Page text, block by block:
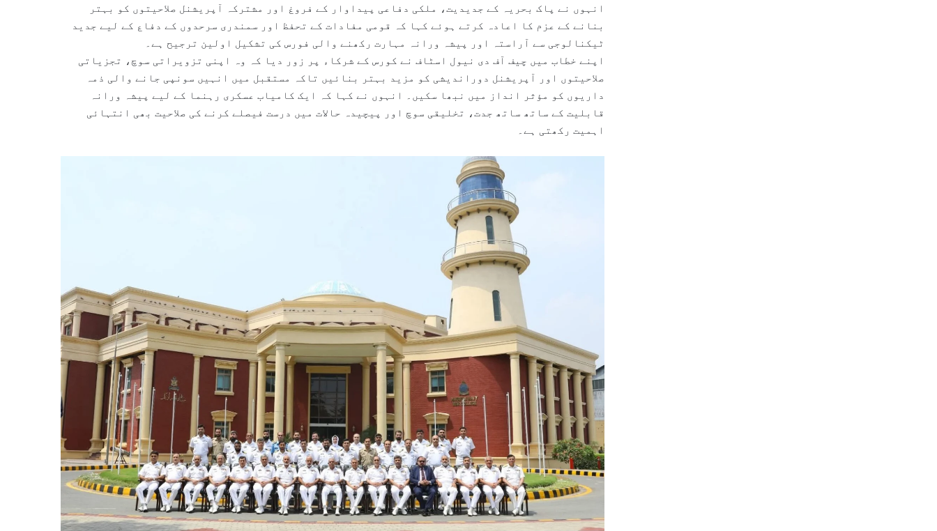
انہوں نے پاک بحریہ کے جدیدیت، ملکی دفاعی پیداوار کے فروغ اور مشترکہ آپریشنل صلاحیتوں کو بہتر
بنانے کے عزم کا اعادہ کرتے ہوئے کہا کہ قومی مفادات کے تحفظ اور سمندری سرحدوں کے دفاع کے لیے جدید
ٹیکنالوجی سے آراستہ اور پیشہ ورانہ مہارت رکھنے والی فورس کی تشکیل اولین ترجیح ہے۔
اپنے خطاب میں چیف آف دی نیول اسٹاف نے کورس کے شرکاء پر زور دیا کہ وہ اپنی تزویراتی سوچ، تجزیاتی
صلاحیتوں اور آپریشنل دوراندیشی کو مزید بہتر بنائیں تاکہ مستقبل میں انہیں سونپی جانے والی ذمہ
داریوں کو مؤثر انداز میں نبھا سکیں۔ انہوں نے کہا کہ ایک کامیاب عسکری رہنما کے لیے پیشہ ورانہ
قابلیت کے ساتھ ساتھ جدت، تخلیقی سوچ اور پیچیدہ حالات میں درست فیصلے کرنے کی صلاحیت بھی انتہائی
اہمیت رکھتی ہے۔